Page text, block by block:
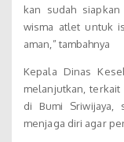
kan sudah
wisma atlet untuk
aman,” tambahnya
Kepala Dinas
melanjutkan, terkait
di Bumi Sriwijaya,
menjaga diri agar